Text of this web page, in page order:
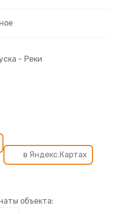
в Яндекс.Картах
объекта: